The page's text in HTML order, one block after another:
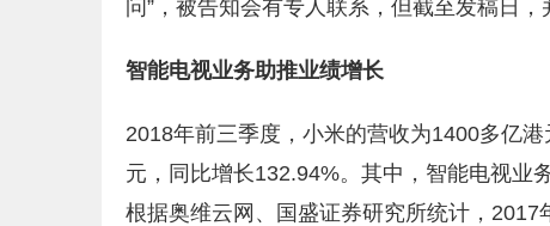
问”，被告知会有专人联系，但截至发稿日，
智能电视业务助推业绩增长
2018年前三季度，小米的营收为1400多亿
元，同比增长132.94%。其中，智能电视业
根据奥维云网、国盛证券研究所统计，